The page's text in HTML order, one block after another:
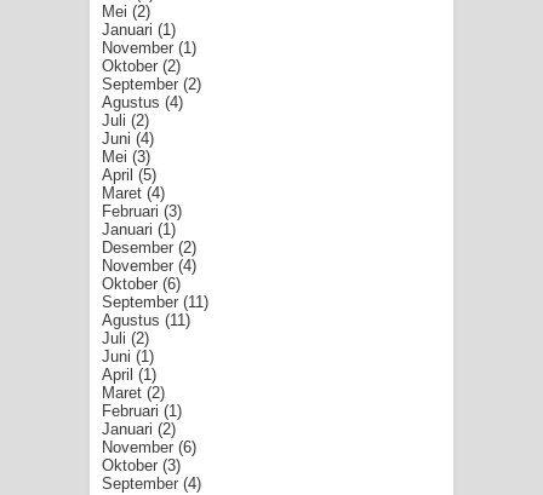
Mei (2)
Januari (1)
November (1)
Oktober (2)
September (2)
Agustus (4)
Juli (2)
Juni (4)
Mei (3)
April (5)
Maret (4)
Februari (3)
Januari (1)
Desember (2)
November (4)
Oktober (6)
September (11)
Agustus (11)
Juli (2)
Juni (1)
April (1)
Maret (2)
Februari (1)
Januari (2)
November (6)
Oktober (3)
September (4)